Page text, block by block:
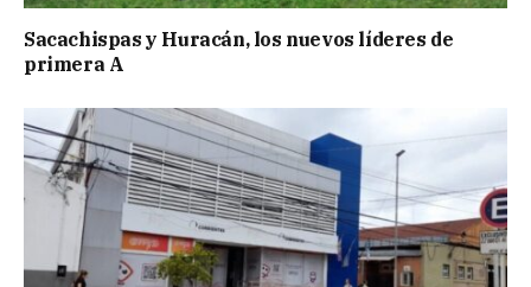
Sacachispas y Huracán, los nuevos líderes de
primera A